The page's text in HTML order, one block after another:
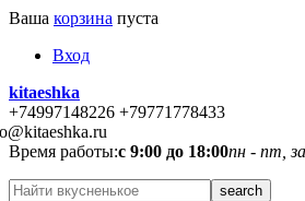
Ваша корзина пуста
Вход
kitaeshka
+74997148226 +79771778433
Время работы:с 9:00 до 18:00пн - пт,